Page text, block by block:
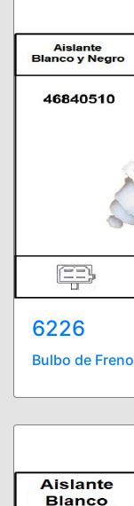
6226
Bulbo de Freno